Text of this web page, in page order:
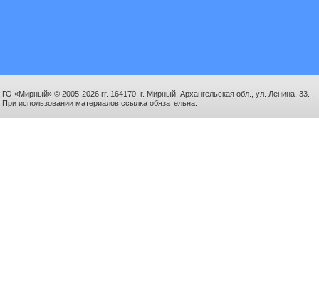
ГО «Мирный» © 2005-2026 гг. 164170, г. Мирный, Архангельская обл., ул. Ленина, 33.
При использовании материалов ссылка обязательна.